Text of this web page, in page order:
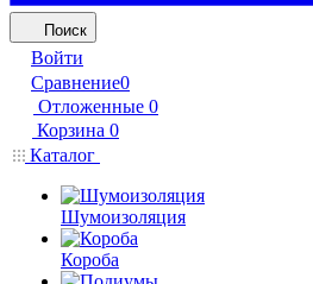
Поиск
Войти
Сравнение0
Отложенные 0
Корзина 0
Каталог
Шумоизоляция
Короба